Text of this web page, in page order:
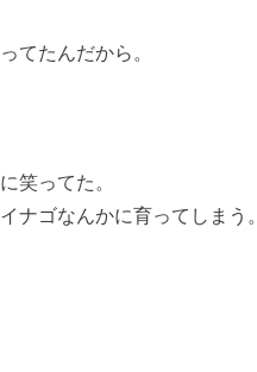
てたんだから。
笑ってた。
ナゴなんかに育ってしまう。